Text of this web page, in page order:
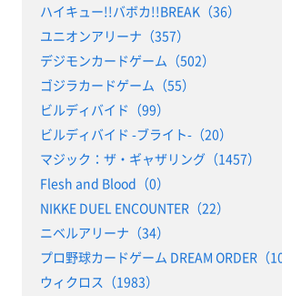
ハイキュー!!バボカ!!BREAK（36）
ユニオンアリーナ（357）
デジモンカードゲーム（502）
ゴジラカードゲーム（55）
ビルディバイド（99）
ビルディバイド -ブライト-（20）
マジック：ザ・ギャザリング（1457）
Flesh and Blood（0）
NIKKE DUEL ENCOUNTER（22）
ニベルアリーナ（34）
プロ野球カードゲーム DREAM ORDER（
ウィクロス（1983）